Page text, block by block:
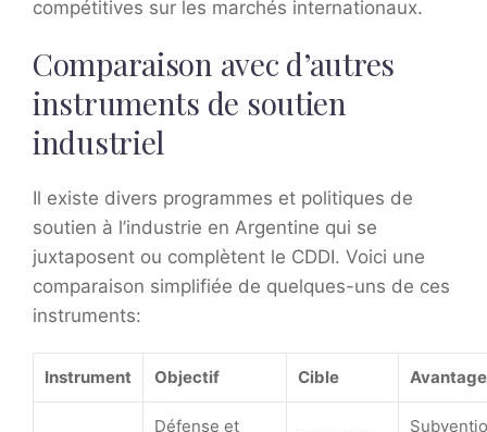
compétitives sur les marchés internationaux.
Comparaison avec d’autres
instruments de soutien
industriel
Il existe divers programmes et politiques de
soutien à l’industrie en Argentine qui se
juxtaposent ou complètent le CDDI. Voici une
comparaison simplifiée de quelques-uns de ces
instruments:
Instrument Objectif Cible
Défense et